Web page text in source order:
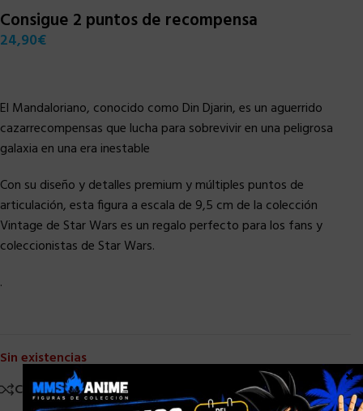
Consigue 2 puntos de recompensa
24,90€
El Mandaloriano, conocido como Din Djarin, es un aguerrido
cazarrecompensas que lucha para sobrevivir en una peligrosa
galaxia en una era inestable
Con su diseño y detalles premium y múltiples puntos de
articulación, esta figura a escala de 9,5 cm de la colección
Vintage de Star Wars es un regalo perfecto para los fans y
coleccionistas de Star Wars.
.
Sin existencias
Comparar
Añadir a la lista de deseos ×